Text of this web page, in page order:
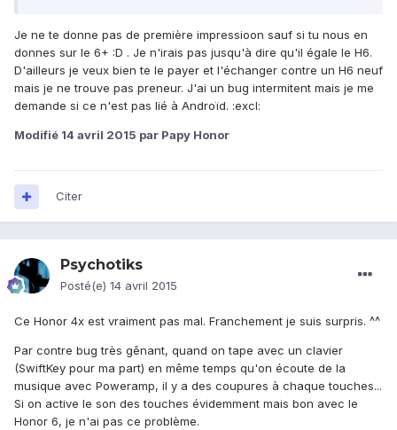
Je ne te donne pas de première impressioon sauf si tu nous en
donnes sur le 6+ :D . Je n'irais pas jusqu'à dire qu'il égale le H6.
D'ailleurs je veux bien te le payer et l'échanger contre un H6 neuf
mais je ne trouve pas preneur. J'ai un bug intermitent mais je me
demande si ce n'est pas lié à Androïd. :excl:
Modifié 14 avril 2015 par Papy Honor
Citer
Psychotiks
Posté(e) 14 avril 2015
Ce Honor 4x est vraiment pas mal. Franchement je suis surpris. ^^
Par contre bug très gênant, quand on tape avec un clavier
(SwiftKey pour ma part) en même temps qu'on écoute de la
musique avec Poweramp, il y a des coupures à chaque touches...
Si on active le son des touches évidemment mais bon avec le
Honor 6, je n'ai pas ce problème.